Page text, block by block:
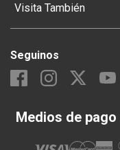
Visita También
Seguinos
Medios de pago